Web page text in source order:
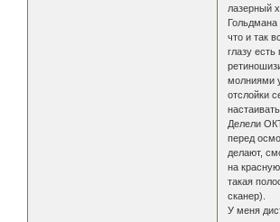
лазерный
Гольдмана
что и так
глазу есть
молниями
отслойки
Делели
перед
делают,
на красную
такая
сканер).
У меня